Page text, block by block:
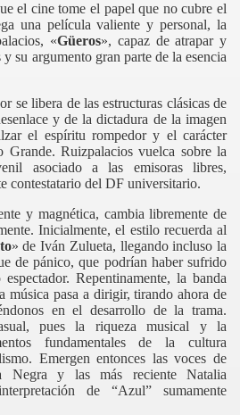
el cine tome el papel que no cubre el
una película valiente y personal, la
«Güeros», capaz de atrapar y
su argumento gran parte de la esencia
se libera de las estructuras clásicas de
y de la dictadura de la imagen
el espíritu rompedor y el carácter
Ruizpalacios vuelca sobre la
asociado a las emisoras libres,
contestatario del DF universitario.
y magnética, cambia libremente de
Inicialmente, el estilo recuerda al
» de Iván Zulueta, llegando incluso la
de pánico, que podrían haber sufrido
Repentinamente, la banda
música pasa a dirigir, tirando ahora de
en el desarrollo de la trama.
pues la riqueza musical y la
fundamentales de la cultura
Emergen entonces las voces de
Negra y las más reciente Natalia
de “Azul” sumamente